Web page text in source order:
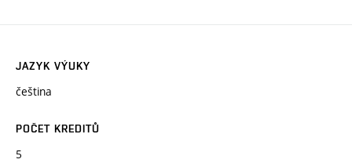
JAZYK VÝUKY
čeština
POČET KREDITŮ
5